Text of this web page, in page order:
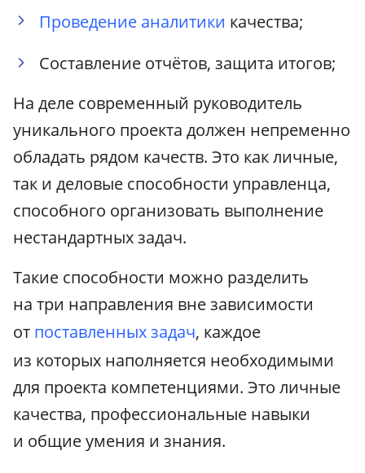
Проведение аналитики качества;
Составление отчётов, защита итогов;
На деле современный руководитель
уникального проекта должен непременно
обладать рядом качеств. Это как личные,
так и деловые способности управленца,
способного организовать выполнение
нестандартных задач.
Такие способности можно разделить
на три направления вне зависимости
от поставленных задач, каждое
из которых наполняется необходимыми
для проекта компетенциями. Это личные
качества, профессиональные навыки
и общие умения и знания.